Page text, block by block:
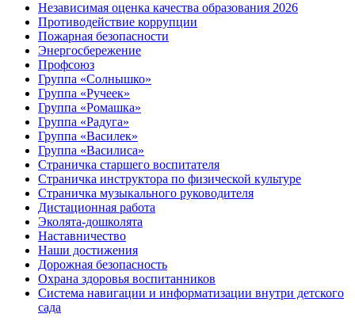
Независимая оценка качества образования 2026
Противодействие коррупции
Пожарная безопасности
Энергосбережение
Профсоюз
Группа «Солнышко»
Группа «Ручеек»
Группа «Ромашка»
Группа «Радуга»
Группа «Василек»
Группа «Василиса»
Страничка старшего воспитателя
Страничка инструктора по физической культуре
Страничка музыкального руководителя
Дистационная работа
Эколята-дошколята
Наставничество
Наши достижения
Дорожная безопасность
Охрана здоровья воспитанников
Система навигации и информатизации внутри детского
сада